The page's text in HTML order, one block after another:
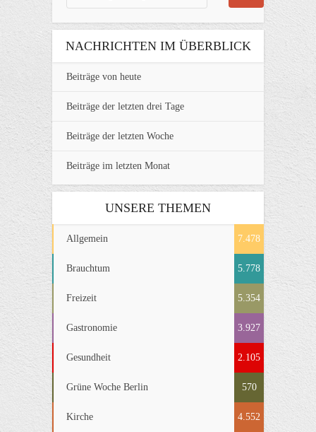
NACHRICHTEN IM ÜBERBLICK
Beiträge von heute
Beiträge der letzten drei Tage
Beiträge der letzten Woche
Beiträge im letzten Monat
UNSERE THEMEN
Allgemein 7.478
Brauchtum 5.778
Freizeit 5.354
Gastronomie 3.927
Gesundheit 2.105
Grüne Woche Berlin 570
Kirche 4.552